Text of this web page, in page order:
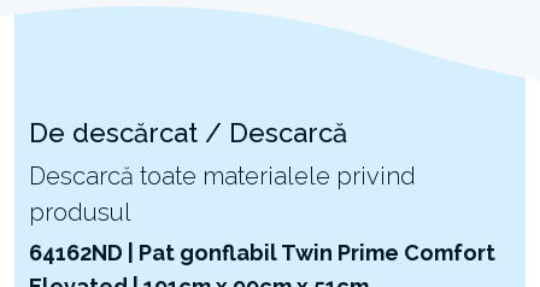
De descărcat / Descarcă
Descarcă toate materialele privind
produsul
64162ND | Pat gonflabil Twin Prime Comfort